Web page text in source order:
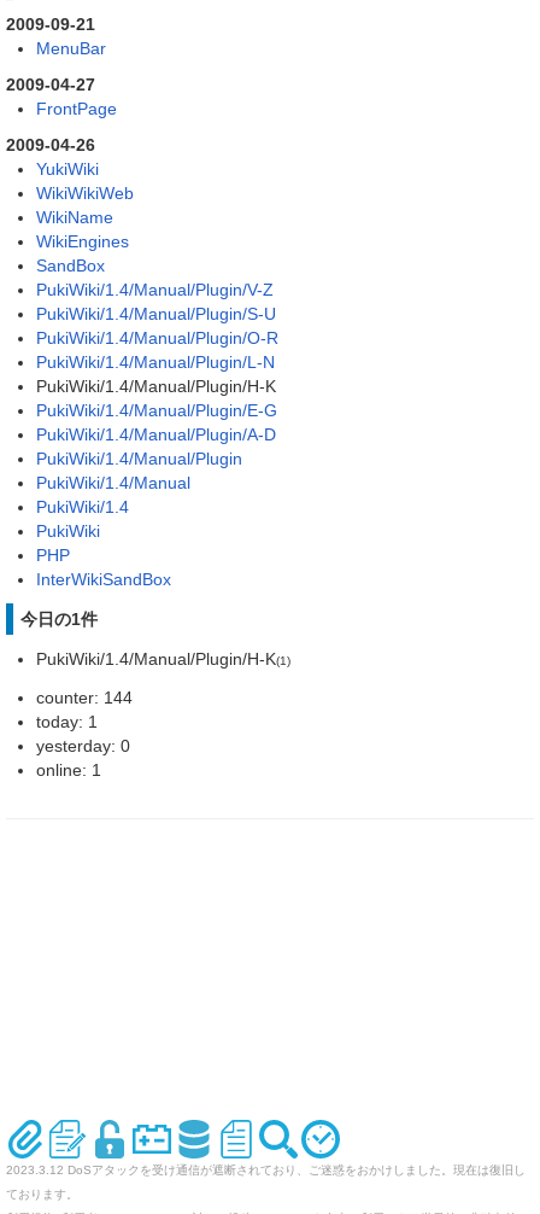
2009-09-21
MenuBar
2009-04-27
FrontPage
2009-04-26
YukiWiki
WikiWikiWeb
WikiName
WikiEngines
SandBox
PukiWiki/1.4/Manual/Plugin/V-Z
PukiWiki/1.4/Manual/Plugin/S-U
PukiWiki/1.4/Manual/Plugin/O-R
PukiWiki/1.4/Manual/Plugin/L-N
PukiWiki/1.4/Manual/Plugin/H-K
PukiWiki/1.4/Manual/Plugin/E-G
PukiWiki/1.4/Manual/Plugin/A-D
PukiWiki/1.4/Manual/Plugin
PukiWiki/1.4/Manual
PukiWiki/1.4
PukiWiki
PHP
InterWikiSandBox
今日の1件
PukiWiki/1.4/Manual/Plugin/H-K(1)
counter: 144
today: 1
yesterday: 0
online: 1
2023.3.12 DoSアタックを受け通信が遮断されており、ご迷惑をおかけしました。現在は復旧し
ております。